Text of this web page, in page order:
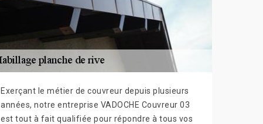
Exerçant le métier de couvreur depuis plusieurs
années, notre entreprise VADOCHE Couvreur 03
est tout à fait qualifiée pour répondre à tous vos